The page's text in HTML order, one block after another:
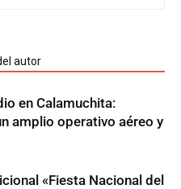
autor
en Calamuchita:
amplio operativo aéreo y
«Fiesta Nacional del